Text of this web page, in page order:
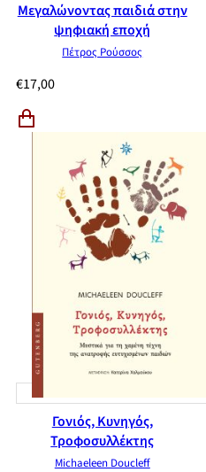
Μεγαλώνοντας παιδιά στην
ψηφιακή εποχή
Πέτρος Ρούσσος
€17,00
Γονιός, Κυνηγός,
Τροφοσυλλέκτης
Michaeleen Doucleff